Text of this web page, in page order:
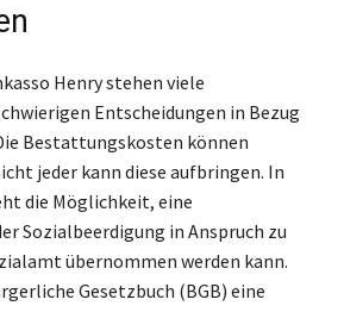
Henry stehen viele
Entscheidungen in Bezug
Bestattungskosten können
jeder kann diese aufbringen. In
die Möglichkeit, eine
Sozialbeerdigung in Anspruch zu
übernommen werden kann.
Gesetzbuch (BGB) eine